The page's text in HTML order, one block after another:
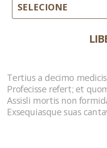
SELECIONE
Tertius a decimo
Profecisse refert; et
Assisli mortis non
Exsequiasque suas